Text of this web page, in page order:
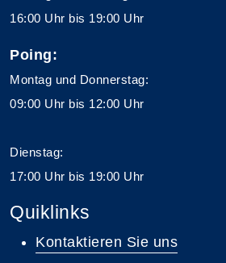
16:00 Uhr bis 19:00 Uhr
Poing:
Montag und Donnerstag:
09:00 Uhr bis 12:00 Uhr
Dienstag:
17:00 Uhr bis 19:00 Uhr
Quiklinks
Kontaktieren Sie uns